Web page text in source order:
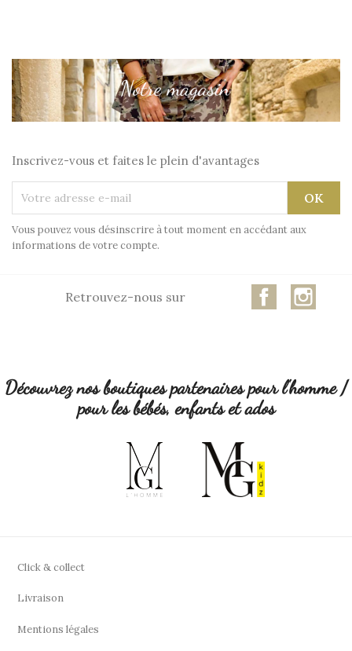
Inscrivez-vous et faites le plein d'avantages
Vous pouvez vous désinscrire à tout moment en accédant aux
informations de votre compte.
Retrouvez-nous sur Facebook
Découvrez nos boutiques partenaires pour l'homme /
pour les bébés, enfants et ados
Click & collect
Livraison
Mentions légales